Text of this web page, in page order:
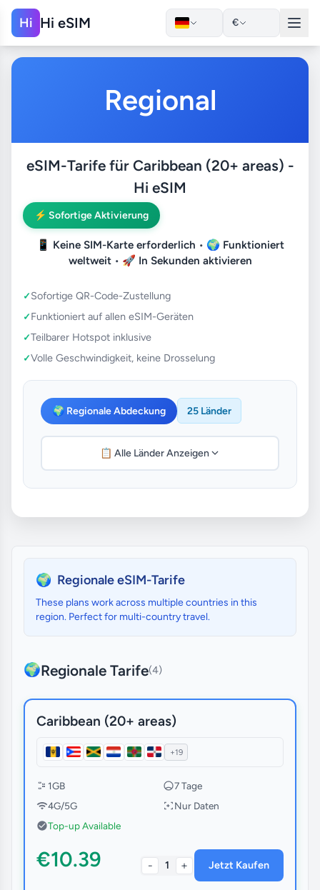
Hi Hi eSIM €
Regional
eSIM-Tarife für Caribbean (20+ areas) -
Hi eSIM
⚡ Sofortige Aktivierung
📱 Keine SIM-Karte erforderlich • 🌍 Funktioniert
weltweit• 🚀 In Sekunden aktivieren
Sofortige QR-Code-Zustellung
Funktioniert auf allen eSIM-Geräten
Teilbarer Hotspot inklusive
Volle Geschwindigkeit, keine Drosselung
🌍 Regionale Abdeckung 25 Länder
📋 Alle Länder Anzeigen
🌍 Regionale eSIM-Tarife
These plans work across multiple countries in this
region. Perfect for multi-country travel.
🌍Regionale Tarife(4)
Caribbean (20+ areas)
+19
1GB
7 Tage
4G/5G
Nur Daten
Top-up Available
€10.39 - 1 + Jetzt Kaufen